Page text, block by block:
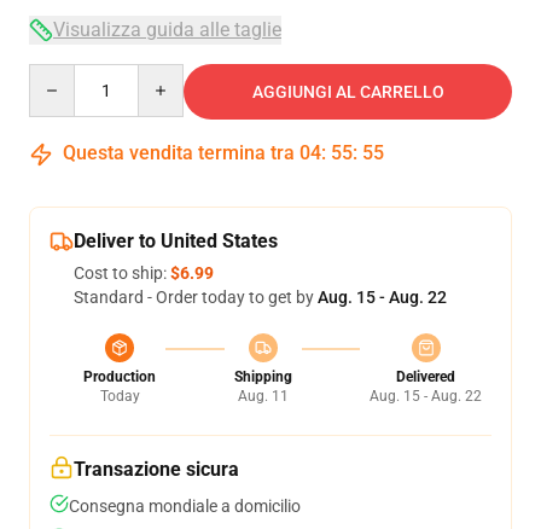
Visualizza guida alle taglie
AGGIUNGI AL CARRELLO
Questa vendita termina tra 04: 55: 54
Deliver to United States
Cost to ship:$6.99
Standard - Order today to get byAug. 15 - Aug. 22
Production
Today
Shipping
Aug. 11
Delivered
Aug. 15 - Aug. 22
Transazione sicura
Consegna mondiale a domicilio